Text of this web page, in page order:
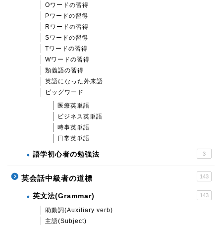
Oワードの習得
Pワードの習得
Rワードの習得
Sワードの習得
Tワードの習得
Wワードの習得
類義語の習得
英語になった外来語
ビッグワード
医療英単語
ビジネス英単語
時事英単語
日常英単語
語学初心者の勉強法 3
英会話中級者の道標 143
英文法(Grammar) 143
助動詞(Auxiliary verb)
主語(Subject)